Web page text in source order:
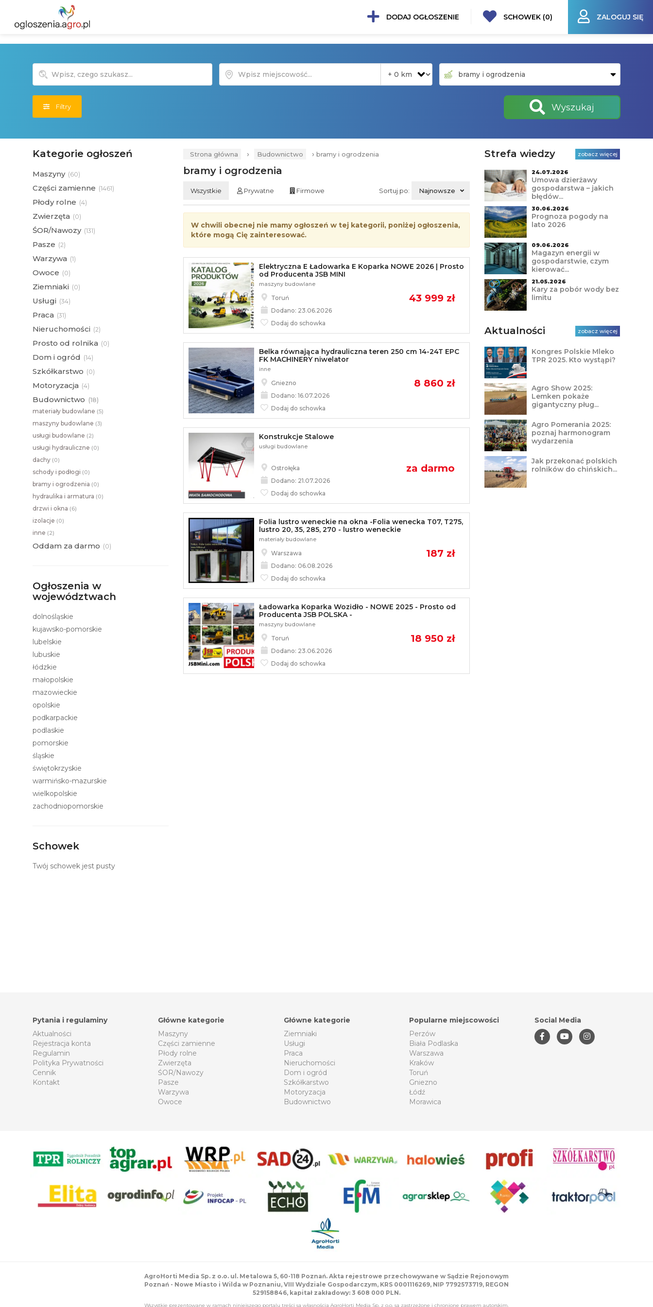
DODAJ OGŁOSZENIE SCHOWEK (0) ZALOGUJ SIĘ
Filtry Wyszukaj
Strona główna › Budownictwo › bramy i ogrodzenia
bramy i ogrodzenia
Wszystkie Prywatne Firmowe Sortuj po: Najnowsze
W chwili obecnej nie mamy ogłoszeń w tej kategorii, poniżej ogłoszenia,
które mogą Cię zainteresować.
Elektryczna E Ładowarka E Koparka NOWE 2026 | Prosto
od Producenta JSB MINI
maszyny budowlane
43 999 zł
Toruń
Dodano: 23.06.2026
Dodaj do schowka
Belka równająca hydrauliczna teren 250 cm 14-24T EPC
FK MACHINERY niwelator
inne
8 860 zł
Gniezno
Dodano: 16.07.2026
Dodaj do schowka
Konstrukcje Stalowe
usługi budowlane
za darmo
Ostrołęka
Dodano: 21.07.2026
Dodaj do schowka
Folia lustro weneckie na okna -Folia wenecka T07, T275,
lustro 20, 35, 285, 270 - lustro weneckie
materiały budowlane
187 zł
Warszawa
Dodano: 06.08.2026
Dodaj do schowka
Ładowarka Koparka Wozidło - NOWE 2025 - Prosto od
Producenta JSB POLSKA -
maszyny budowlane
18 950 zł
Toruń
Dodano: 23.06.2026
Dodaj do schowka
Kategorie ogłoszeń
Maszyny (60)
Części zamienne (1461)
Płody rolne (4)
Zwierzęta (0)
ŚOR/Nawozy (131)
Pasze (2)
Warzywa (1)
Owoce (0)
Ziemniaki (0)
Usługi (34)
Praca (31)
Nieruchomości (2)
Prosto od rolnika (0)
Dom i ogród (14)
Szkółkarstwo (0)
Motoryzacja (4)
Budownictwo (18)
materiały budowlane (5)
maszyny budowlane (3)
usługi budowlane (2)
usługi hydrauliczne (0)
dachy (0)
schody i podłogi (0)
bramy i ogrodzenia (0)
hydraulika i armatura (0)
drzwi i okna (6)
izolacje (0)
inne (2)
Oddam za darmo (0)
Ogłoszenia w
województwach
dolnośląskie
kujawsko-pomorskie
lubelskie
lubuskie
łódzkie
małopolskie
mazowieckie
opolskie
podkarpackie
podlaskie
pomorskie
śląskie
świętokrzyskie
warmińsko-mazurskie
wielkopolskie
zachodniopomorskie
Schowek
Twój schowek jest pusty
Strefa wiedzy zobacz więcej
24.07.2026
Umowa dzierżawy
gospodarstwa – jakich
błędów...
30.06.2026
Prognoza pogody na
lato 2026
09.06.2026
Magazyn energii w
gospodarstwie, czym
kierować...
21.05.2026
Kary za pobór wody bez
limitu
Aktualności zobacz więcej
Kongres Polskie Mleko
TPR 2025. Kto wystąpi?
Agro Show 2025:
Lemken pokaże
gigantyczny pług...
Agro Pomerania 2025:
poznaj harmonogram
wydarzenia
Jak przekonać polskich
rolników do chińskich...
Pytania i regulaminy
Aktualności
Rejestracja konta
Regulamin
Polityka Prywatności
Cennik
Kontakt
Główne kategorie
Maszyny
Części zamienne
Płody rolne
Zwierzęta
ŚOR/Nawozy
Pasze
Warzywa
Owoce
Główne kategorie
Ziemniaki
Usługi
Praca
Nieruchomości
Dom i ogród
Szkółkarstwo
Motoryzacja
Budownictwo
Popularne miejscowości
Perzów
Biała Podlaska
Warszawa
Kraków
Toruń
Gniezno
Łódź
Morawica
Social Media
AgroHorti Media Sp. z o.o. ul. Metalowa 5, 60-118 Poznań. Akta rejestrowe przechowywane w Sądzie Rejonowym
Poznań - Nowe Miasto i Wilda w Poznaniu, VIII Wydziale Gospodarczym, KRS 0001116269, NIP 7792573719, REGON
529158846, kapitał zakładowy: 3 608 000 PLN.
Wszystkie prezentowane w ramach niniejszego portalu treści są własnością AgroHorti Media Sp. z o.o, są zastrzeżone i chronione prawem autorskim,